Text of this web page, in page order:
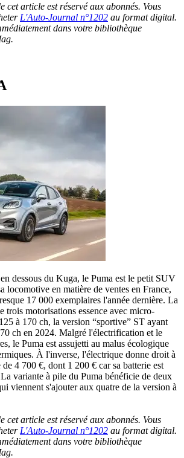
cet article est réservé aux abonnés. Vous
L'Auto-Journal n°1202 au format digital.
dans votre bibliothèque
dessous du Kuga, le Puma est le petit SUV
locomotive en matière de ventes en France,
17 000 exemplaires l'année dernière. La
trois motorisations essence avec micro-
à 170 ch, la version “sportive” ST ayant
ch en 2024. Malgré l'électrification et le
le Puma est assujetti au malus écologique
À l'inverse, l'électrique donne droit à
4 700 €, dont 1 200 € car sa batterie est
variante à pile du Puma bénéficie de deux
viennent s'ajouter aux quatre de la version à
cet article est réservé aux abonnés. Vous
L'Auto-Journal n°1202 au format digital.
dans votre bibliothèque